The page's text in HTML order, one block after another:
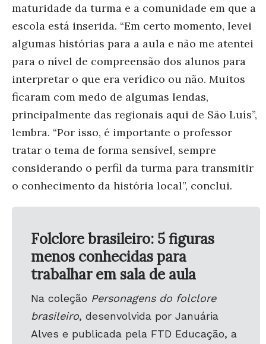
maturidade da turma e a comunidade em que a
escola está inserida. “Em certo momento, levei
algumas histórias para a aula e não me atentei
para o nível de compreensão dos alunos para
interpretar o que era verídico ou não. Muitos
ficaram com medo de algumas lendas,
principalmente das regionais aqui de São Luís”,
lembra. “Por isso, é importante o professor
tratar o tema de forma sensível, sempre
considerando o perfil da turma para transmitir
o conhecimento da história local”, conclui.
Folclore brasileiro: 5 figuras
menos conhecidas para
trabalhar em sala de aula
Na coleção Personagens do folclore
brasileiro, desenvolvida por Januária
Alves e publicada pela FTD Educação, a